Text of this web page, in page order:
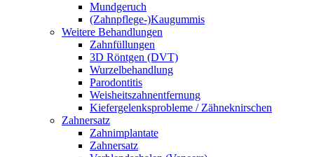
Mundgeruch
(Zahnpflege-)Kaugummis
Weitere Behandlungen
Zahnfüllungen
3D Röntgen (DVT)
Wurzelbehandlung
Parodontitis
Weisheitszahnentfernung
Kiefergelenksprobleme / Zähneknirschen
Zahnersatz
Zahnimplantate
Zahnersatz